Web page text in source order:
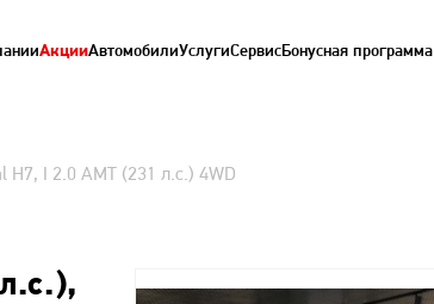
АкцииАвтомобилиУслугиСервисБонусная программа
H7, I 2.0 AMT (231 л.с.) 4WD